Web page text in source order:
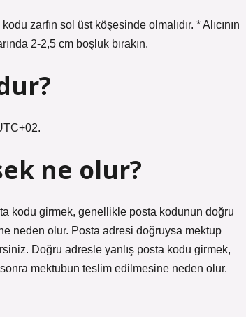
zarfın sol üst köşesinde olmalıdır. * Alıcının
2-2,5 cm boşluk bırakın.
ne olur?
kodu girmek, genellikle posta kodunun doğru
neden olur. Posta adresi doğruysa mektup
Doğru adresle yanlış posta kodu girmek,
mektubun teslim edilmesine neden olur.